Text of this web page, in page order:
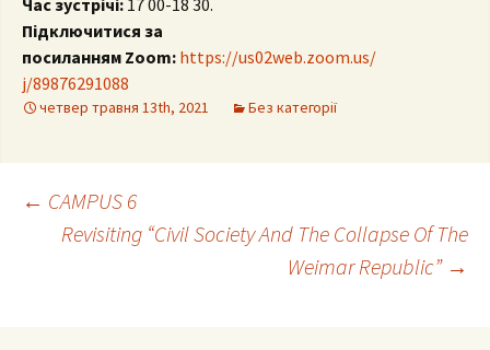
Підключитися за
посиланням Zoom: https://us02web.zoom.us/
j/89876291088
четвер травня 13th, 2021 Без категорії
Post
← CAMPUS 6
Revisiting “Civil Society And The Collapse Of The
Weimar Republic” →